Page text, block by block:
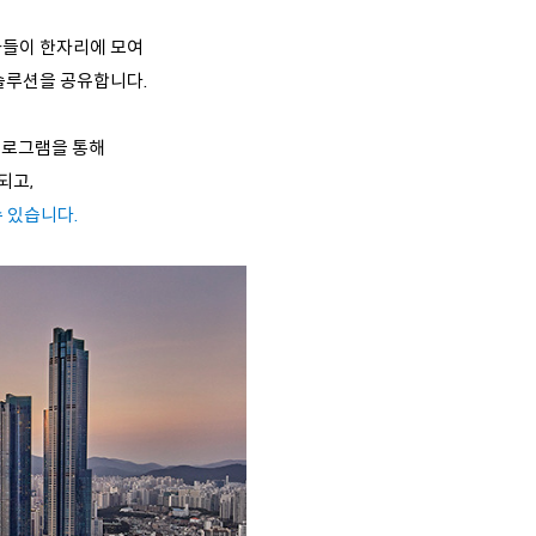
이 한자리에 모여
션을 공유합니다.
그램을 통해
고,
있습니다.